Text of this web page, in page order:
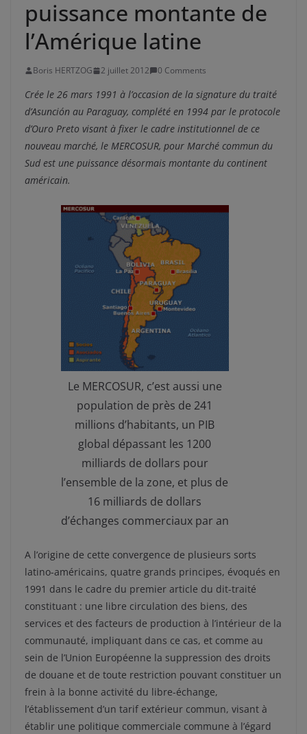
puissance montante de
l’Amérique latine
Boris HERTZOG 2 juillet 2012 0 Comments
Crée le 26 mars 1991 à l’occasion de la signature du traité
d’Asunción au Paraguay, complété en 1994 par le protocole
d’Ouro Preto visant à fixer le cadre institutionnel de ce
nouveau marché, le MERCOSUR, pour Marché commun du
Sud est une puissance désormais montante du continent
américain.
Le MERCOSUR, c’est aussi une
population de près de 241
millions d’habitants, un PIB
global dépassant les 1200
milliards de dollars pour
l’ensemble de la zone, et plus de
16 milliards de dollars
d’échanges commerciaux par an
A l’origine de cette convergence de plusieurs sorts
latino-américains, quatre grands principes, évoqués en
1991 dans le cadre du premier article du dit-traité
constituant : une libre circulation des biens, des
services et des facteurs de production à l’intérieur de la
communauté, impliquant dans ce cas, et comme au
sein de l’Union Européenne la suppression des droits
de douane et de toute restriction pouvant constituer un
frein à la bonne activité du libre-échange,
l’établissement d’un tarif extérieur commun, visant à
établir une politique commerciale commune à l’égard